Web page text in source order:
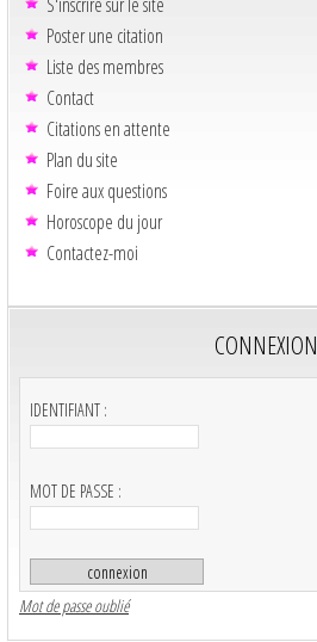
Poster une citation
Liste des membres
Contact
Citations en attente
Plan du site
Foire aux questions
Horoscope du jour
Contactez-moi
CONNEXION
IDENTIFIANT :
MOT DE PASSE :
Mot de passe oublié